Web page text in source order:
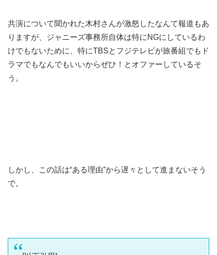
共演について聞かれた木村さんが激怒したなんて報道もあ
りますが、ジャニーズ事務所自体は特にNGにしているわ
けでもないために、特にTBSとフジテレビが旅番組でもド
ラマでもなんでもいいからぜひ！とオファーしているそ
う。
しかし、この話は“ある理由”から遅々として進まないそう
で。